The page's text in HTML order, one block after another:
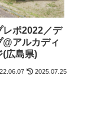
レポ2022／デ
@アルカディ
(広島県)
2025.07.25